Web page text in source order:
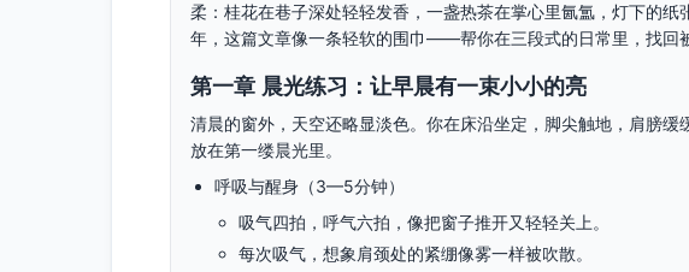
柔：桂花在巷子深处轻轻发香，一盏热茶在掌心里氤氲，灯下的
年，这篇文章像一条轻软的围巾——帮你在三段式的日常里，找回
第一章 晨光练习：让早晨有一束小小的亮
清晨的窗外，天空还略显淡色。你在床沿坐定，脚尖触地，肩膀
放在第一缕晨光里。
呼吸与醒身（3—5分钟）
吸气四拍，呼气六拍，像把窗子推开又轻轻关上。
每次吸气，想象肩颈处的紧绷像雾一样被吹散。